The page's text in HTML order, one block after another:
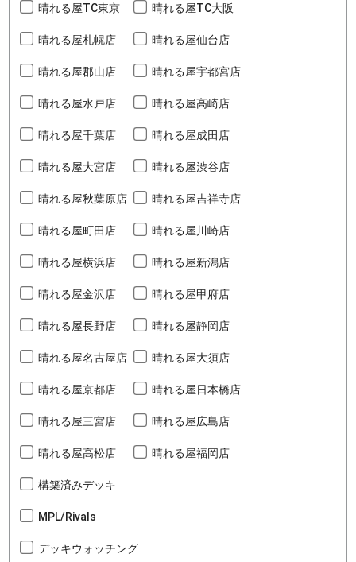
晴れる屋TC東京 晴れる屋TC大阪
晴れる屋札幌店 晴れる屋仙台店
晴れる屋郡山店 晴れる屋宇都宮店
晴れる屋水戸店 晴れる屋高崎店
晴れる屋千葉店 晴れる屋成田店
晴れる屋大宮店 晴れる屋渋谷店
晴れる屋秋葉原店 晴れる屋吉祥寺店
晴れる屋町田店 晴れる屋川崎店
晴れる屋横浜店 晴れる屋新潟店
晴れる屋金沢店 晴れる屋甲府店
晴れる屋長野店 晴れる屋静岡店
晴れる屋名古屋店 晴れる屋大須店
晴れる屋京都店 晴れる屋日本橋店
晴れる屋三宮店 晴れる屋広島店
晴れる屋高松店 晴れる屋福岡店
構築済みデッキ
MPL/Rivals
デッキウォッチング